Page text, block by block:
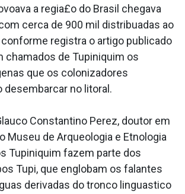
a regia£o do Brasil chegava
cerca de 900 mil distribua­das ao
conforme registra o artigo publicado
chamados de Tupiniquim os
que os colonizadores
desembarcar no litoral.
Constantino Perez, doutor em
Museu de Arqueologia e Etnologia
Tupiniquim fazem parte dos
Tupi, que englobam os falantes
derivadas do tronco lingua­stico